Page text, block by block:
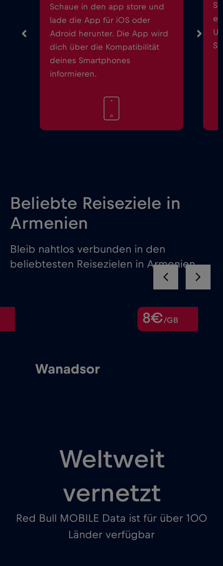
Schaue in den app store und
lade die App für iOS oder
Adroid herunter. Die App wird
dich über die Kompatibilität
deines Smartphones
informieren.
Beliebte Reiseziele in
Armenien
Bleib nahtlos verbunden in den
beliebtesten Reisezielen in Armenien
Gjumri
Weltweit
vernetzt
Red Bull MOBILE Data ist für über 100
Länder verfügbar